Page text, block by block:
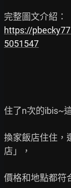
https://
5051547
住了n次的ibis~
換家飯店住住，
店」，
價格和地點都符